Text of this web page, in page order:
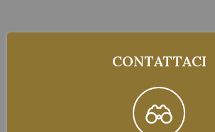
CONTATTACI